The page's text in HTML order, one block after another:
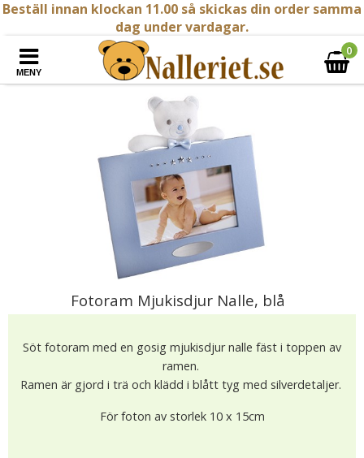
Beställ innan klockan 11.00 så skickas din order samma
dag under vardagar.
MENY
0
Fotoram Mjukisdjur Nalle, blå
Söt fotoram med en gosig mjukisdjur nalle fäst i toppen av
ramen.
Ramen är gjord i trä och klädd i blått tyg med silverdetaljer.
För foton av storlek 10 x 15cm